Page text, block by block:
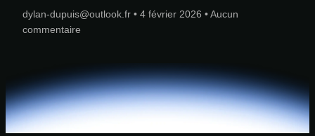
dylan-dupuis@outlook.fr
4 février 2026
Aucun
commentaire